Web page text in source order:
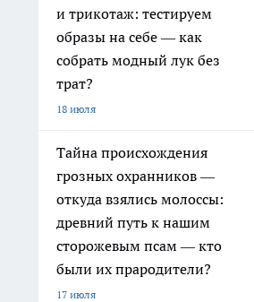
и трикотаж: тестируем
образы на себе — как
собрать модный лук без
трат?
18 июля
Тайна происхождения
грозных охранников —
откуда взялись молоссы:
древний путь к нашим
сторожевым псам — кто
были их прародители?
17 июля